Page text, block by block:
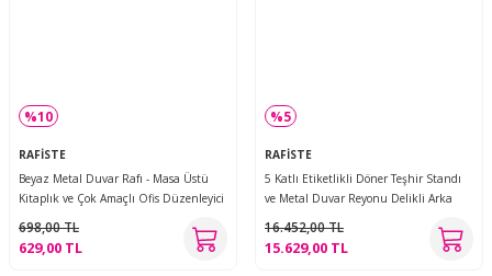
%10
RAFİSTE
Beyaz Metal Duvar Rafı - Masa Üstü
Kitaplık ve Çok Amaçlı Ofis Düzenleyici
698,00 TL
629,00 TL
%5
RAFİSTE
5 Katlı Etiketlikli Döner Teşhir Standı
ve Metal Duvar Reyonu Delikli Arka
Etiketli Spot Tel 20 cm
16.452,00 TL
15.629,00 TL